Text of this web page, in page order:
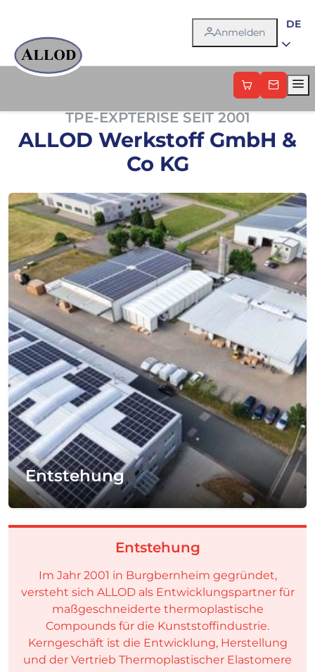
Anmelden
DE
TPE-EXPTERISE SEIT 2001
ALLOD Werkstoff GmbH &
Co KG
Entstehung
Entstehung
Im Jahr 2001 in Burgbernheim gegründet,
versteht sich ALLOD als Entwicklungspartner für
maßgeschneiderte thermoplastische
Compounds für die Kunststoffindustrie.
Kerngeschäft ist die Entwicklung, Herstellung
und der Vertrieb Thermoplastischer Elastomere